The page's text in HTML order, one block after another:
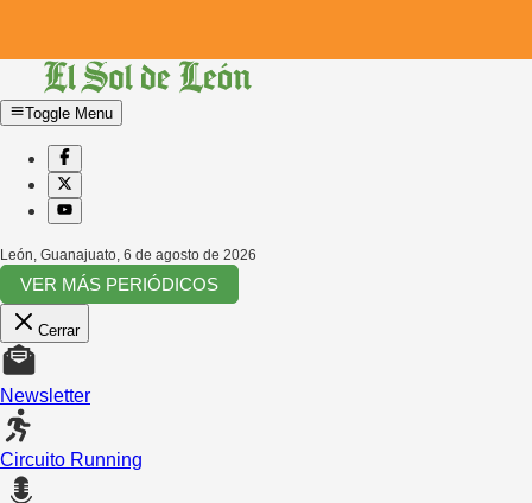
Toggle Menu
León, Guanajuato, 6 de agosto de 2026
VER MÁS PERIÓDICOS
Cerrar
Newsletter
Circuito Running